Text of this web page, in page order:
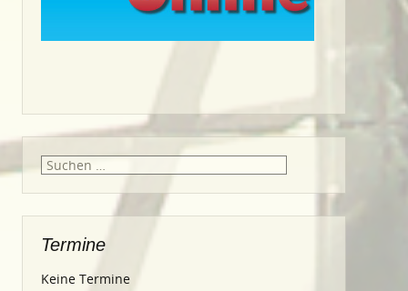
Suche
Termine
Keine Termine